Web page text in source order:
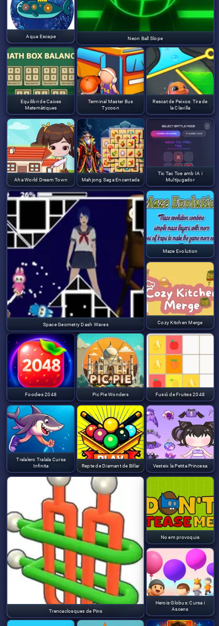
Neon Ball Slope
Aqua Escape
Equilibri de Caixes
Matemàtiques
Terminal Master Bus
Tycoon
Rescat de Peixos: Tira de
la Clavilla
Aha World Dream Town Mahjong Saga Encantada
Tic Tac Toe amb IA i
Multijugador
Space Geometry Dash Waves
Maze Evolution
Cozy Kitchen Merge
Foodies 2048 Pic Pie Wonders Fusió de Fruites 2048
Tralalero Tralala Cursa
Infinita
Repte de Diamant de Billar
Trencaclosques de Pins
Vesteix la Petita Princesa
No em provoquis
Herois Globus: Cursa i
Ascens